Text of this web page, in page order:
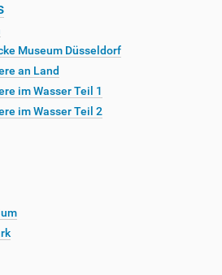
Museum Düsseldorf
an Land
im Wasser Teil 1
im Wasser Teil 2